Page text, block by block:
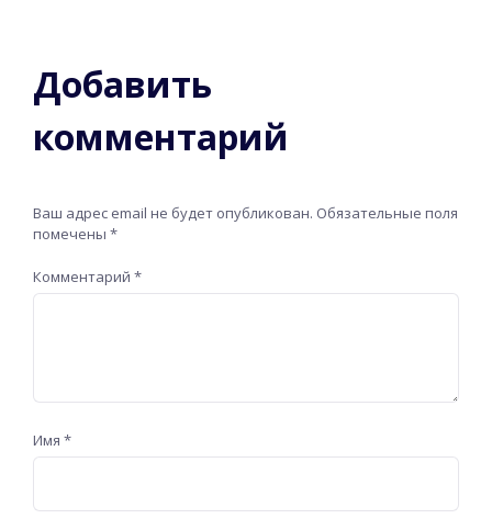
Добавить
комментарий
Ваш адрес email не будет опубликован. Обязательные поля
помечены *
Комментарий *
Имя *